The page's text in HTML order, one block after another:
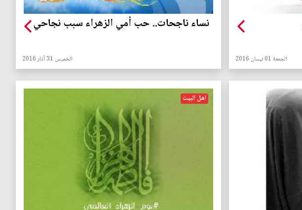
الجمعة 01 نيسان 2016
نساء ناجحات.. حب أمي الزهراء سبب نجاحي
الخميس 31 آذار 2016
اهل البيت